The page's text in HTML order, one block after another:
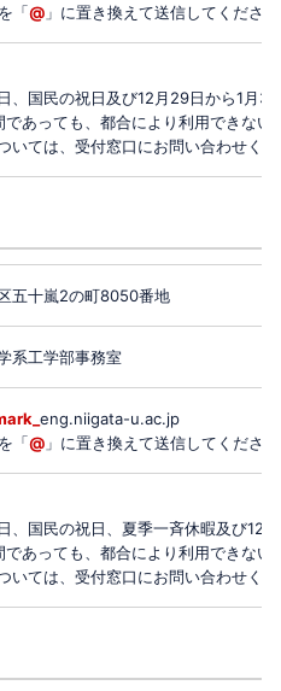
「@ 」に置き換えて送信してくださ
、国民の祝日及び12月29日から1月
あっても、都合により利用できない
いては、受付窓口にお問い合わせく
五十嵐2の町8050番地
系工学部事務室
eng.niigata-u.ac.jp
「@ 」に置き換えて送信してくださ
、国民の祝日、夏季一斉休暇及び12
あっても、都合により利用できない
いては、受付窓口にお問い合わせく